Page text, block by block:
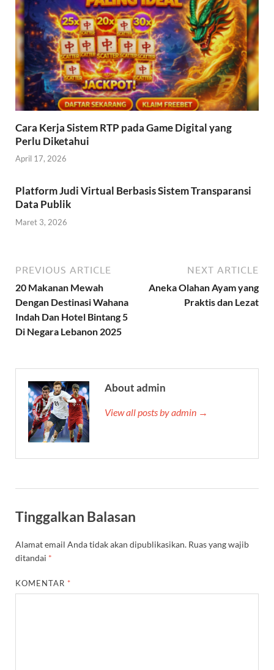
Cara Kerja Sistem RTP pada Game Digital yang
Perlu Diketahui
April 17, 2026
Platform Judi Virtual Berbasis Sistem Transparansi
Data Publik
Maret 3, 2026
PREVIOUS ARTICLE
20 Makanan Mewah
Dengan Destinasi Wahana
Indah Dan Hotel Bintang 5
Di Negara Lebanon 2025
NEXT ARTICLE
Aneka Olahan Ayam yang
Praktis dan Lezat
About admin
View all posts by admin →
Tinggalkan Balasan
Alamat email Anda tidak akan dipublikasikan. Ruas yang wajib
ditandai *
KOMENTAR *